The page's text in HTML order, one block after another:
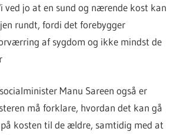
ved jo at en sund og nærende kost kan
rundt, fordi det forebygger
af sygdom og ikke mindst de
Manu Sareen også er
må forklare, hvordan det kan gå
kosten til de ældre, samtidig med at